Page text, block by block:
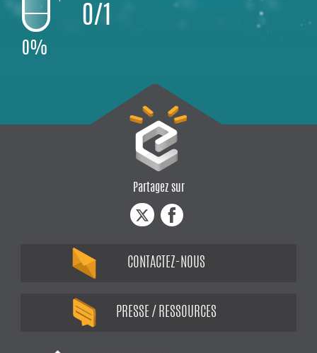
0%
0/1
Partagez sur
CONTACTEZ-NOUS
PRESSE / RESSOURCES